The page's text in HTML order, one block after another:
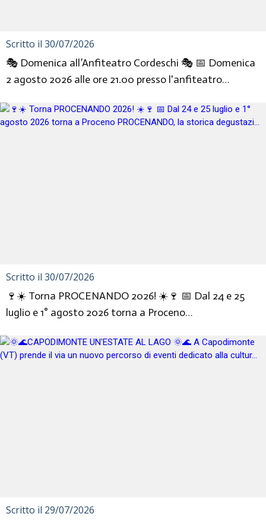
Scritto il 30/07/2026
🎭 Domenica all’Anfiteatro Cordeschi 🎭 📅 Domenica
2 agosto 2026 alle ore 21.00 presso l'anfiteatro
Scritto il 30/07/2026
🍷☀️ Torna PROCENANDO 2026! ☀️🍷 📅 Dal 24 e 25
luglio e 1° agosto 2026 torna a Proceno
Scritto il 29/07/2026